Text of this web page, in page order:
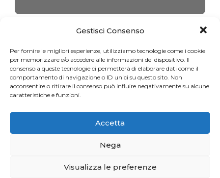
Gestisci Consenso
Per fornire le migliori esperienze, utilizziamo tecnologie come i cookie
per memorizzare e/o accedere alle informazioni del dispositivo. Il
consenso a queste tecnologie ci permetterà di elaborare dati come il
comportamento di navigazione o ID unici su questo sito. Non
acconsentire o ritirare il consenso può influire negativamente su alcune
caratteristiche e funzioni.
Accetta
Nega
Visualizza le preferenze
Lascia un commento